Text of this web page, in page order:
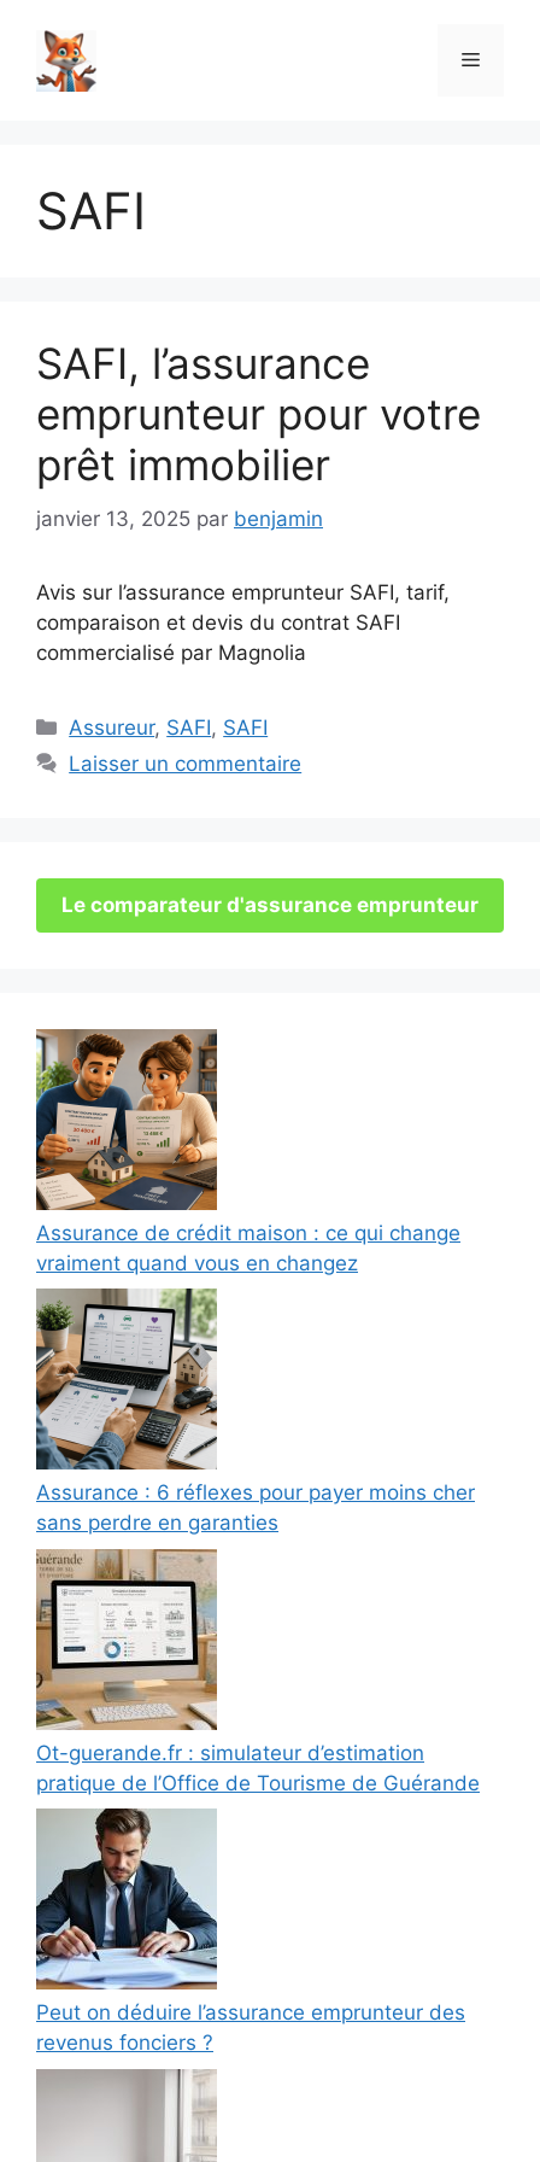
contenu
Menu
SAFI
SAFI, l’assurance
emprunteur pour votre
prêt immobilier
janvier 13, 2025 par benjamin
Avis sur l’assurance emprunteur SAFI, tarif,
comparaison et devis du contrat SAFI
commercialisé par Magnolia
Catégories
Assureur, SAFI, SAFI
Laisser un commentaire
Le comparateur d'assurance emprunteur
Assurance de crédit maison : ce qui change
vraiment quand vous en changez
Assurance : 6 réflexes pour payer moins cher
sans perdre en garanties
Ot-guerande.fr : simulateur d’estimation
pratique de l’Office de Tourisme de Guérande
Peut on déduire l’assurance emprunteur des
revenus fonciers ?